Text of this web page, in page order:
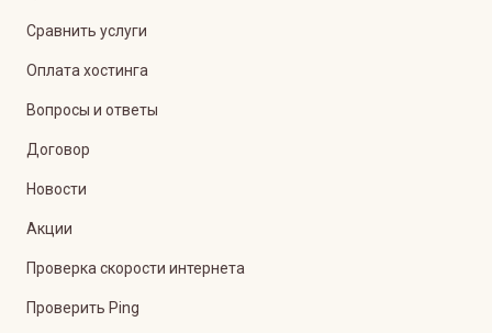
Сравнить услуги
Оплата хостинга
Вопросы и ответы
Договор
Новости
Акции
Проверка скорости интернета
Проверить Ping